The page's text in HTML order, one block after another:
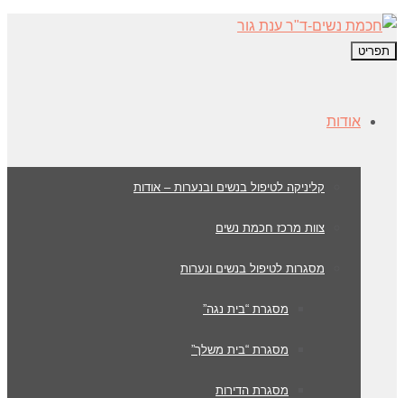
תפריט
אודות
קליניקה לטיפול בנשים ובנערות – אודות
צוות מרכז חכמת נשים
מסגרות לטיפול בנשים ונערות
מסגרת “בית נגה”
מסגרת “בית משלך”
מסגרת הדירות